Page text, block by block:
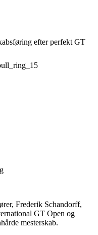
efter perfekt GT
Frederik Schandorff,
GT Open og
mesterskab.